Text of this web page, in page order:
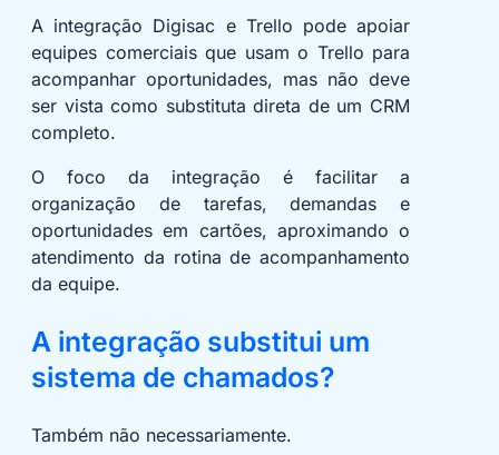
A integração Digisac e Trello pode apoiar
equipes comerciais que usam o Trello para
acompanhar oportunidades, mas não deve
ser vista como substituta direta de um CRM
completo.
O foco da integração é facilitar a
organização de tarefas, demandas e
oportunidades em cartões, aproximando o
atendimento da rotina de acompanhamento
da equipe.
A integração substitui um
sistema de chamados?
Também não necessariamente.